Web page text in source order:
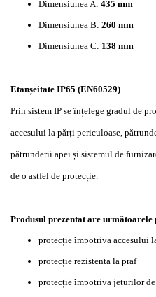
Dimensiunea A: 435 mm
Dimensiunea B: 260 mm
Dimensiunea C: 138 mm
Etanșeitate IP65 (EN60529)
Prin sistem IP se înțelege gradul de
accesului la părți periculoase,
pătrunderii apei și sistemul de
de o astfel de protecție.
Produsul prezentat are
protecție împotriva accesului
protecție rezistenta la praf
protecție împotriva jeturilor de